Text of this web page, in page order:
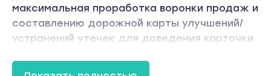
максимальная проработка воронки продаж и
составлению дорожной карты улучшений/
устранений утечек для доведения карточки